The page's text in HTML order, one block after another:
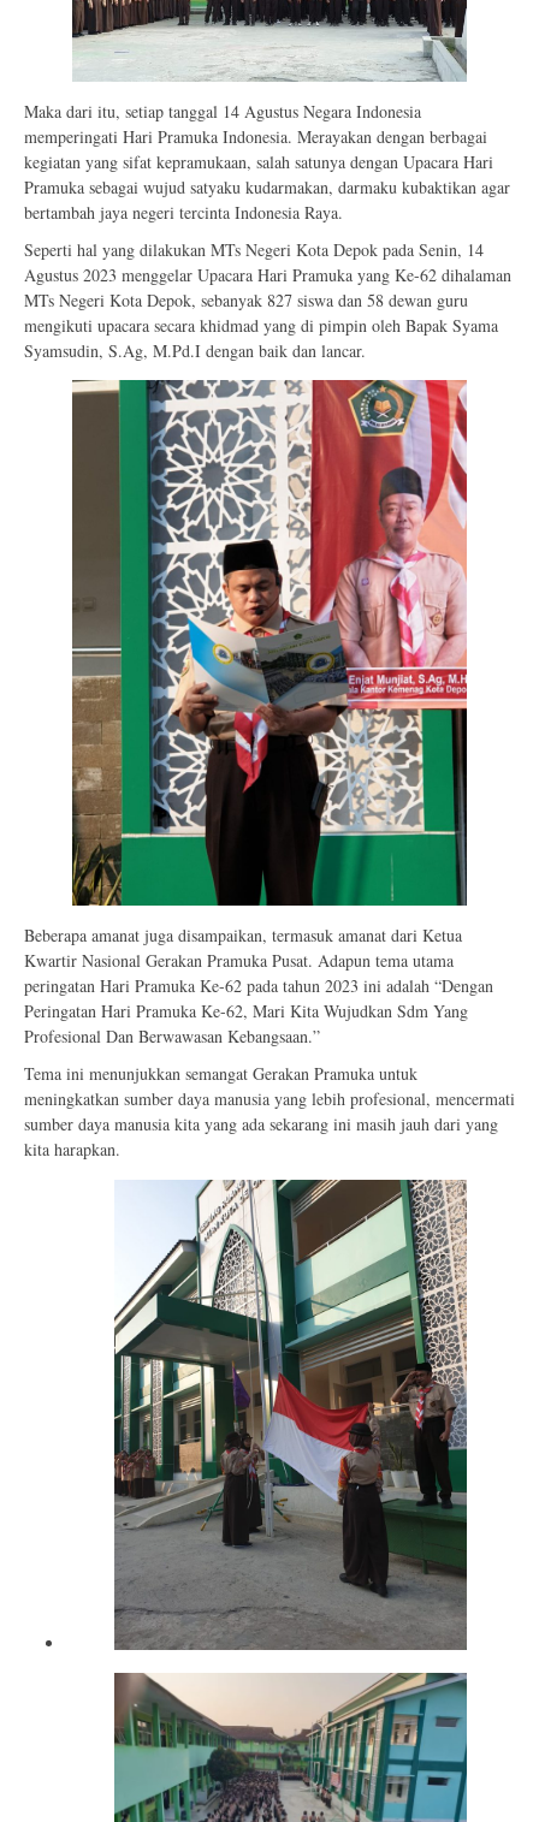
Maka dari itu, setiap tanggal 14 Agustus Negara Indonesia
memperingati Hari Pramuka Indonesia. Merayakan dengan berbagai
kegiatan yang sifat kepramukaan, salah satunya dengan Upacara Hari
Pramuka sebagai wujud satyaku kudarmakan, darmaku kubaktikan agar
bertambah jaya negeri tercinta Indonesia Raya.
Seperti hal yang dilakukan MTs Negeri Kota Depok pada Senin, 14
Agustus 2023 menggelar Upacara Hari Pramuka yang Ke-62 dihalaman
MTs Negeri Kota Depok, sebanyak 827 siswa dan 58 dewan guru
mengikuti upacara secara khidmad yang di pimpin oleh Bapak Syama
Syamsudin, S.Ag, M.Pd.I dengan baik dan lancar.
Beberapa amanat juga disampaikan, termasuk amanat dari Ketua
Kwartir Nasional Gerakan Pramuka Pusat. Adapun tema utama
peringatan Hari Pramuka Ke-62 pada tahun 2023 ini adalah “Dengan
Peringatan Hari Pramuka Ke-62, Mari Kita Wujudkan Sdm Yang
Profesional Dan Berwawasan Kebangsaan.”
Tema ini menunjukkan semangat Gerakan Pramuka untuk
meningkatkan sumber daya manusia yang lebih profesional, mencermati
sumber daya manusia kita yang ada sekarang ini masih jauh dari yang
kita harapkan.